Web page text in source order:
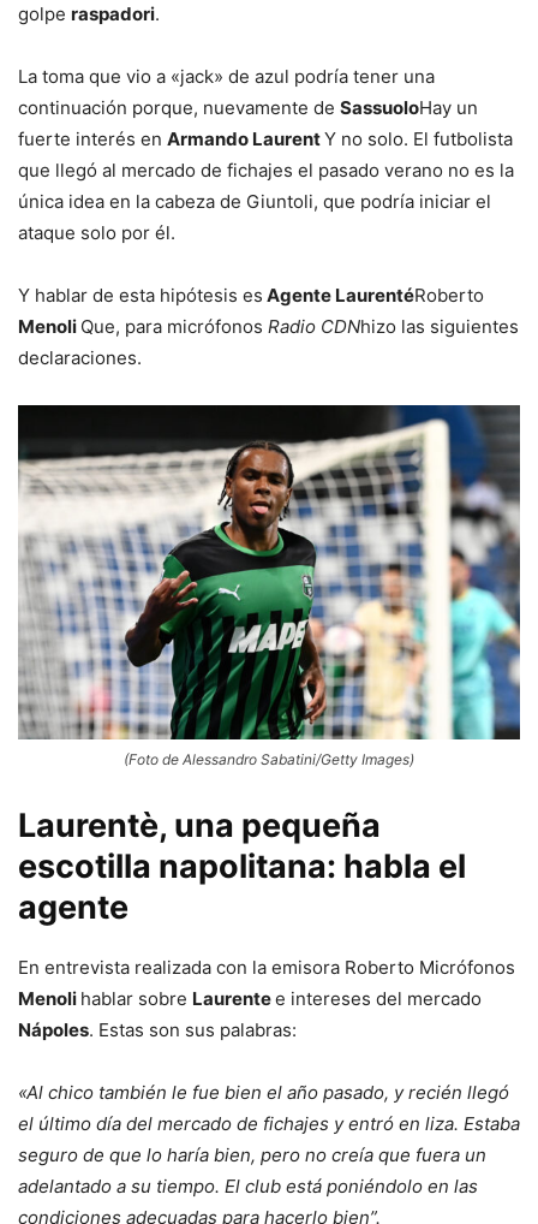
golpe raspadori.
La toma que vio a «jack» de azul podría tener una
continuación porque, nuevamente de SassuoloHay un
fuerte interés en Armando LaurentY no solo. El futbolista
que llegó al mercado de fichajes el pasado verano no es la
única idea en la cabeza de Giuntoli, que podría iniciar el
ataque solo por él.
Y hablar de esta hipótesis es Agente LaurentéRoberto
Menoli Que, para micrófonos Radio CDNhizo las siguientes
declaraciones.
(Foto de Alessandro Sabatini/Getty Images)
Laurentè, una pequeña
escotilla napolitana: habla el
agente
En entrevista realizada con la emisora ​​Roberto Micrófonos
Menoli hablar sobre Laurentee intereses del mercado
Nápoles. Estas son sus palabras:
«Al chico también le fue bien el año pasado, y recién llegó
el último día del mercado de fichajes y entró en liza. Estaba
seguro de que lo haría bien, pero no creía que fuera un
adelantado a su tiempo. El club está poniéndolo en las
condiciones adecuadas para hacerlo bien”.